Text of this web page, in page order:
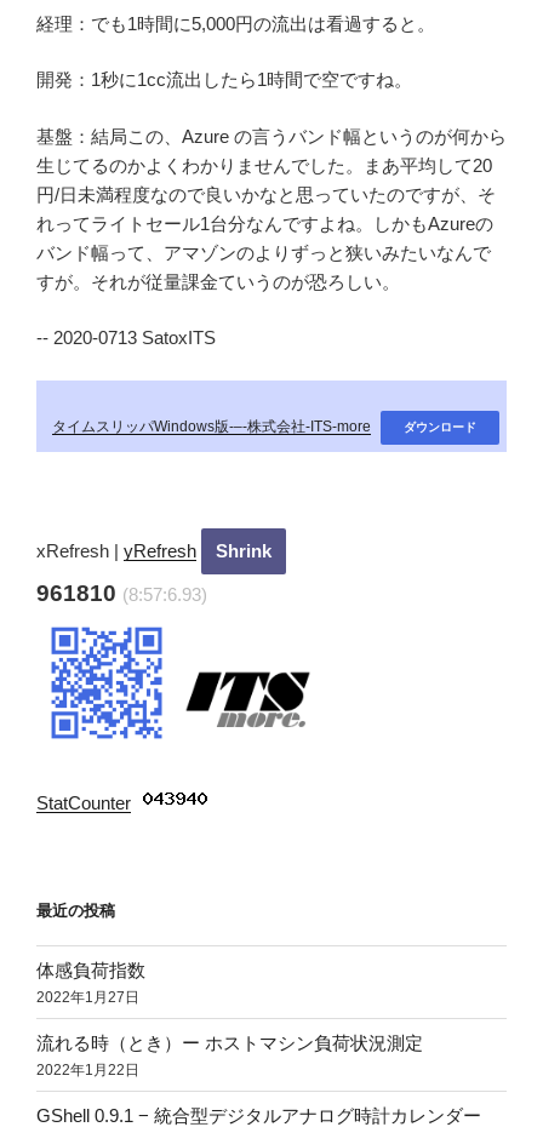
経理：でも1時間に5,000円の流出は看過すると。
開発：1秒に1cc流出したら1時間で空ですね。
基盤：結局この、Azure の言うバンド幅というのが何から
生じてるのかよくわかりませんでした。まあ平均して20
円/日未満程度なので良いかなと思っていたのですが、そ
れってライトセール1台分なんですよね。しかもAzureの
バンド幅って、アマゾンのよりずっと狭いみたいなんで
すが。それが従量課金ていうのが恐ろしい。
-- 2020-0713 SatoxITS
タイムスリッパWindows版-–-株式会社-ITS-more ダウンロード
xRefresh | yRefresh
961810 (8:57:8.13)
StatCounter
最近の投稿
体感負荷指数
2022年1月27日
流れる時（とき）ー ホストマシン負荷状況測定
2022年1月22日
GShell 0.9.1 − 統合型デジタルアナログ時計カレンダー